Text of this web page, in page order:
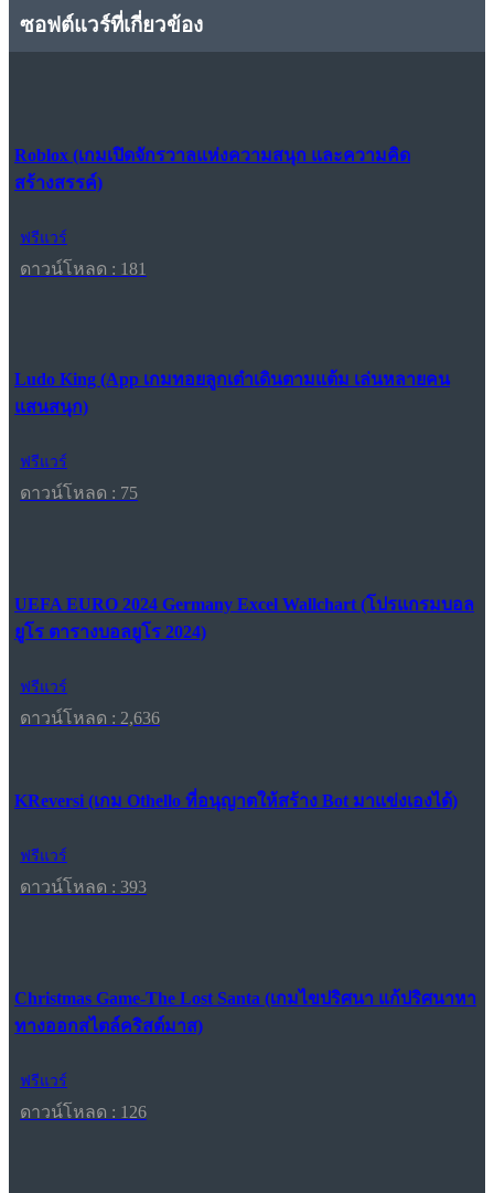
ซอฟต์แวร์ที่เกี่ยวข้อง
Roblox (เกมเปิดจักรวาลแห่งความสนุก และความคิด
สร้างสรรค์)
ฟรีแวร์
ดาวน์โหลด : 181
Ludo King (App เกมทอยลูกเต๋าเดินตามแต้ม เล่นหลายคน
แสนสนุก)
ฟรีแวร์
ดาวน์โหลด : 75
UEFA EURO 2024 Germany Excel Wallchart (โปรแกรมบอล
ยูโร ตารางบอลยูโร 2024)
ฟรีแวร์
ดาวน์โหลด : 2,636
KReversi (เกม Othello ที่อนุญาตให้สร้าง Bot มาแข่งเองได้)
ฟรีแวร์
ดาวน์โหลด : 393
Christmas Game-The Lost Santa (เกมไขปริศนา แก้ปริศนาหา
ทางออกสไตล์คริสต์มาส)
ฟรีแวร์
ดาวน์โหลด : 126